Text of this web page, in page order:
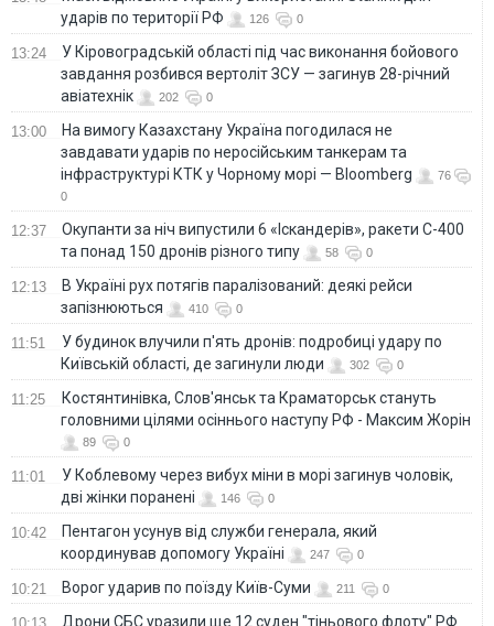
ударів по території РФ
126 0
13:24
У Кіровоградській області під час виконання бойового
завдання розбився вертоліт ЗСУ — загинув 28-річний
авіатехнік
202 0
13:00
На вимогу Казахстану Україна погодилася не
завдавати ударів по неросійським танкерам та
інфраструктурі КТК у Чорному морі — Bloomberg
76
0
12:37
Окупанти за ніч випустили 6 «Іскандерів», ракети С-400
та понад 150 дронів різного типу
58 0
12:13
В Україні рух потягів паралізований: деякі рейси
запізнюються
410 0
11:51
У будинок влучили п'ять дронів: подробиці удару по
Київській області, де загинули люди
302 0
11:25
Костянтинівка, Слов'янськ та Краматорськ стануть
головними цілями осіннього наступу РФ - Максим Жорін
89 0
11:01
У Коблевому через вибух міни в морі загинув чоловік,
дві жінки поранені
146 0
10:42
Пентагон усунув від служби генерала, який
координував допомогу Україні
247 0
10:21 Ворог ударив по поїзду Київ-Суми 211 0
Дрони СБС уразили ще 12 суден "тіньового флоту" РФ